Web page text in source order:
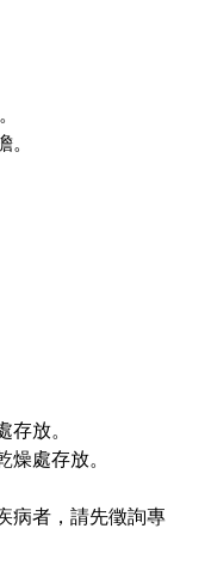
。
放。
處存放。
病者，請先徵詢專